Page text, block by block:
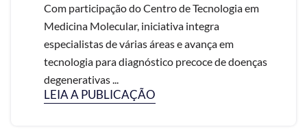
Com participação do Centro de Tecnologia em
Medicina Molecular, iniciativa integra
especialistas de várias áreas e avança em
tecnologia para diagnóstico precoce de doenças
degenerativas ...
LEIA A PUBLICAÇÃO